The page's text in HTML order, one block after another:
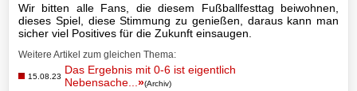
Wegbeschreibung
Wir bitten alle Fans, die diesem Fußballfesttag beiwohnen,
dieses Spiel, diese Stimmung zu genießen, daraus kann man
sicher viel Positives für die Zukunft einsaugen.
Weitere Artikel zum gleichen Thema:
15.08.23 Das Ergebnis mit 0-6 ist eigentlich
Nebensache...»(Archiv)